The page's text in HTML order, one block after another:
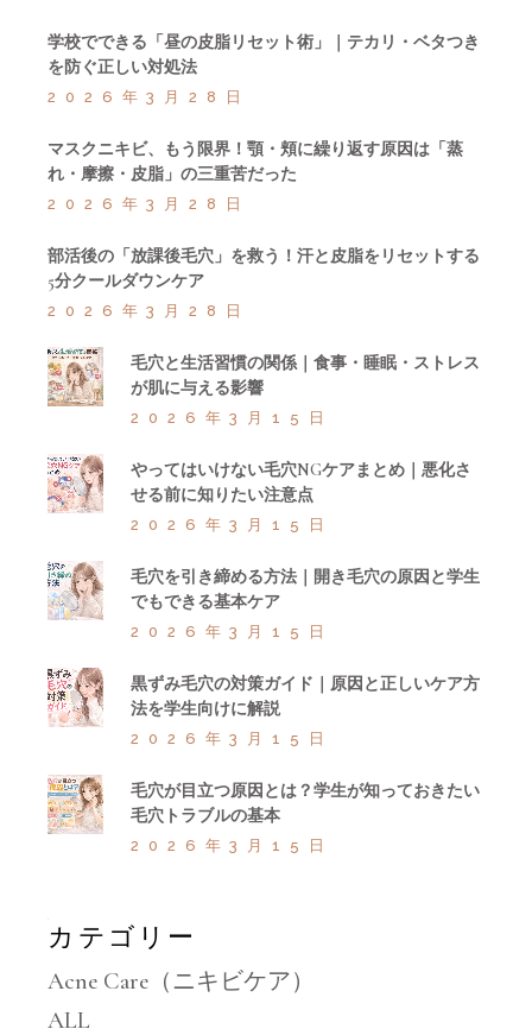
学校でできる「昼の皮脂リセット術」｜テカリ・ベタつき
を防ぐ正しい対処法
2026年3月28日
マスクニキビ、もう限界！顎・頬に繰り返す原因は「蒸
れ・摩擦・皮脂」の三重苦だった
2026年3月28日
部活後の「放課後毛穴」を救う！汗と皮脂をリセットする
5分クールダウンケア
2026年3月28日
毛穴と生活習慣の関係｜食事・睡眠・ストレス
が肌に与える影響
2026年3月15日
やってはいけない毛穴NGケアまとめ｜悪化さ
せる前に知りたい注意点
2026年3月15日
毛穴を引き締める方法｜開き毛穴の原因と学生
でもできる基本ケア
2026年3月15日
黒ずみ毛穴の対策ガイド｜原因と正しいケア方
法を学生向けに解説
2026年3月15日
毛穴が目立つ原因とは？学生が知っておきたい
毛穴トラブルの基本
2026年3月15日
カテゴリー
Acne Care（ニキビケア）
ALL